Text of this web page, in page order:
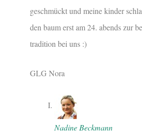
geschmückt und meine kinder
den baum erst am 24. abends zur
tradition bei uns :)
GLG Nora
Nadine Beckmann